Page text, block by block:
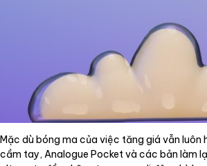
Mặc dù bóng ma của việc tăng giá vẫn luôn
cầm tay, Analogue Pocket và các bản làm